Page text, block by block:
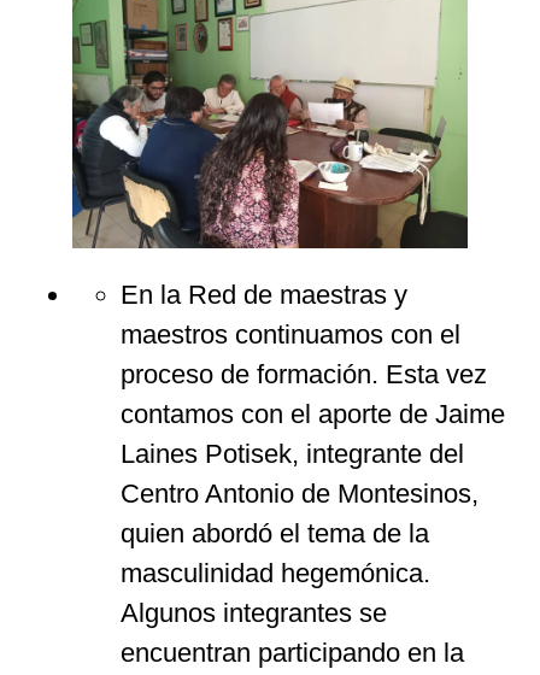
En la Red de maestras y
maestros continuamos con el
proceso de formación. Esta vez
contamos con el aporte de Jaime
Laines Potisek, integrante del
Centro Antonio de Montesinos,
quien abordó el tema de la
masculinidad hegemónica.
Algunos integrantes se
encuentran participando en la